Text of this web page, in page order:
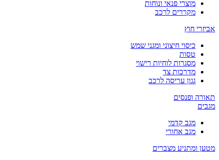
מוצרי פנאי ונוחות
מקררים לרכב
אביזרי חוץ
כיסוי חיצוני ומגני שמש
טסות
מסגרות לוחיות רישוי
מדרכות צד
גגון עריסה לרכב
תאורה ופנסים
מגבים
מגב קדמי
מגב אחורי
מטען ומתניע מצברים